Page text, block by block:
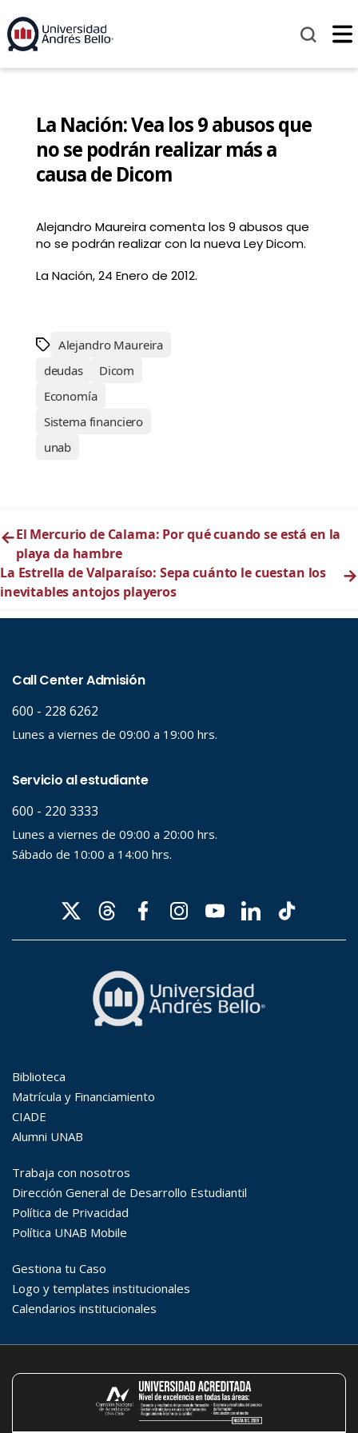
La Nación: Vea los 9 abusos que
no se podrán realizar más a
causa de Dicom
Alejandro Maureira comenta los 9 abusos que
no se podrán realizar con la nueva Ley Dicom.
La Nación, 24 Enero de 2012.
Alejandro Maureira
deudas
Dicom
Economía
Sistema financiero
unab
←El Mercurio de Calama: Por qué cuando se está en la
playa da hambre
La Estrella de Valparaíso: Sepa cuánto le cuestan los
inevitables antojos playeros
→